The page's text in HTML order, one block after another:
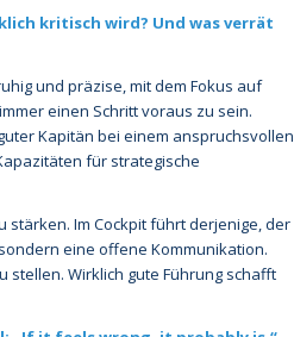
kritisch wird? Und was verrät
und präzise, mit dem Fokus auf
einen Schritt voraus zu sein.
Kapitän bei einem anspruchsvollen
für strategische
stärken. Im Cockpit führt derjenige, der
eine offene Kommunikation.
stellen. Wirklich gute Führung schafft